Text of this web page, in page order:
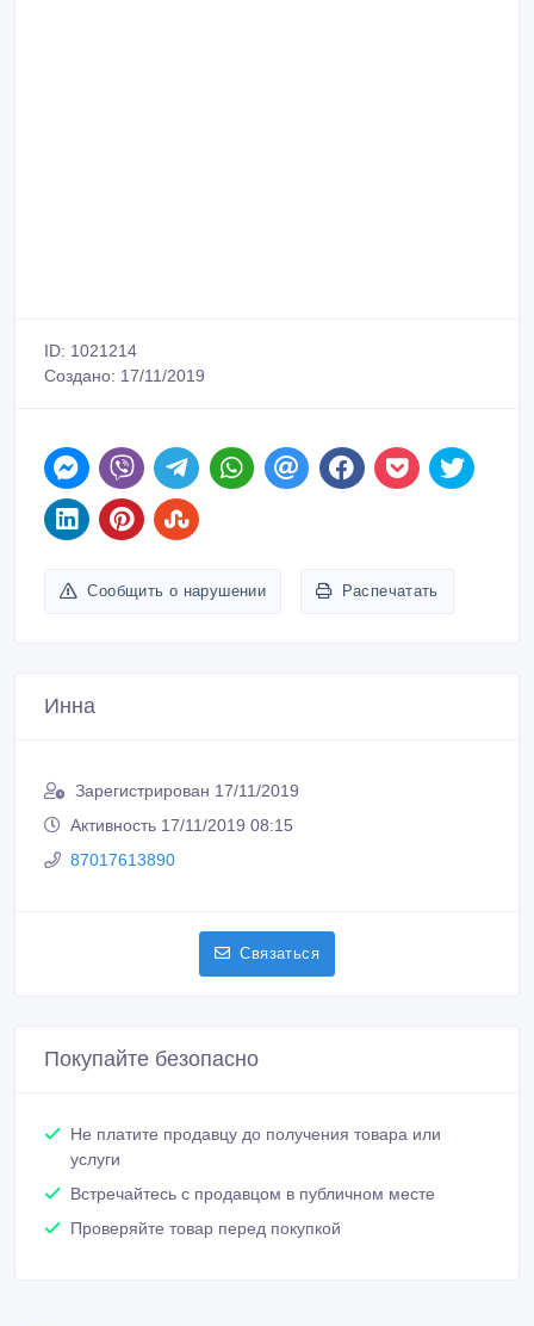
ID: 1021214
Создано: 17/11/2019
Сообщить о нарушении Распечатать
Инна
Зарегистрирован 17/11/2019
Активность 17/11/2019 08:15
87017613890
Связаться
Покупайте безопасно
Не платите продавцу до получения товара или
услуги
Встречайтесь с продавцом в публичном месте
Проверяйте товар перед покупкой